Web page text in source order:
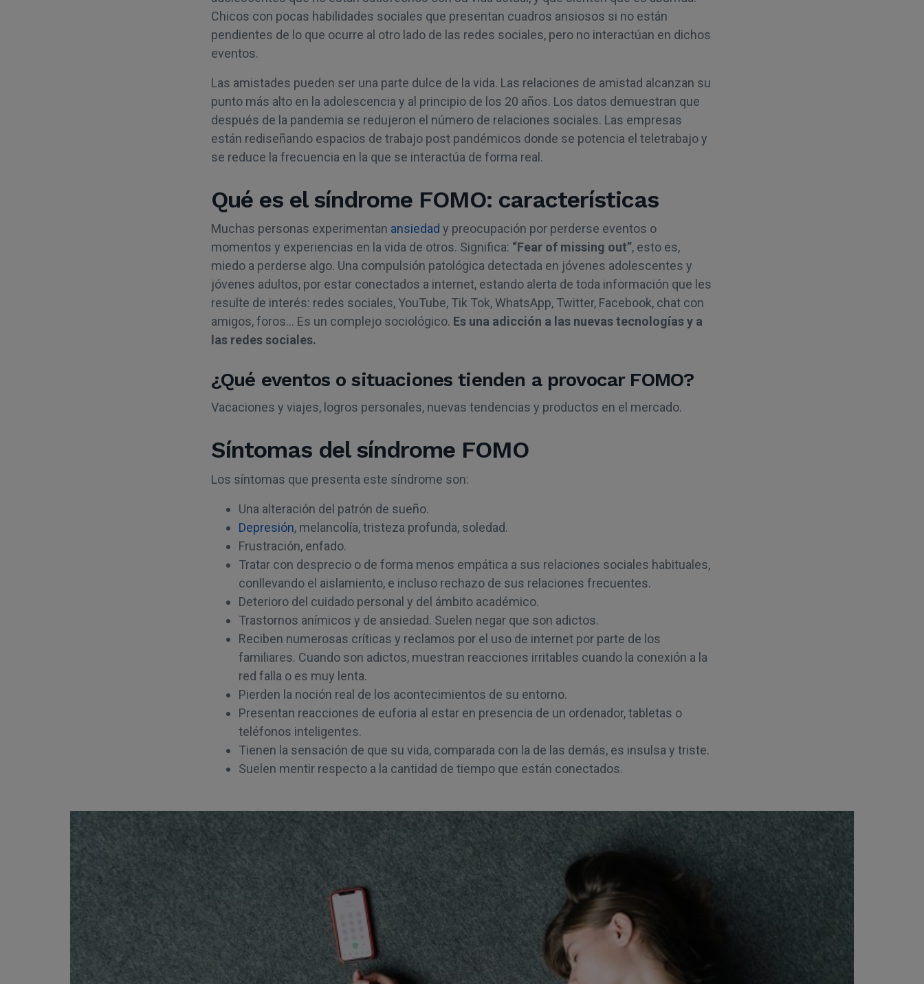
Chicos con pocas habilidades sociales que presentan cuadros ansiosos si no están
pendientes de lo que ocurre al otro lado de las redes sociales, pero no interactúan en dichos
eventos.
Las amistades pueden ser una parte dulce de la vida. Las relaciones de amistad alcanzan su
punto más alto en la adolescencia y al principio de los 20 años. Los datos demuestran que
después de la pandemia se redujeron el número de relaciones sociales. Las empresas
están rediseñando espacios de trabajo post pandémicos donde se potencia el teletrabajo y
se reduce la frecuencia en la que se interactúa de forma real.
Qué es el síndrome FOMO: características
Muchas personas experimentan ansiedad y preocupación por perderse eventos o
momentos y experiencias en la vida de otros. Significa: “Fear of missing out”, esto es,
miedo a perderse algo. Una compulsión patológica detectada en jóvenes adolescentes y
jóvenes adultos, por estar conectados a internet, estando alerta de toda información que les
resulte de interés: redes sociales, YouTube, Tik Tok, WhatsApp, Twitter, Facebook, chat con
amigos, foros… Es un complejo sociológico. Es una adicción a las nuevas tecnologías y a
las redes sociales.
¿Qué eventos o situaciones tienden a provocar FOMO?
Vacaciones y viajes, logros personales, nuevas tendencias y productos en el mercado.
Síntomas del síndrome FOMO
Los síntomas que presenta este síndrome son:
Una alteración del patrón de sueño.
Depresión, melancolía, tristeza profunda, soledad.
Frustración, enfado.
Tratar con desprecio o de forma menos empática a sus relaciones sociales habituales,
conllevando el aislamiento, e incluso rechazo de sus relaciones frecuentes.
Deterioro del cuidado personal y del ámbito académico.
Trastornos anímicos y de ansiedad. Suelen negar que son adictos.
Reciben numerosas críticas y reclamos por el uso de internet por parte de los
familiares. Cuando son adictos, muestran reacciones irritables cuando la conexión a la
red falla o es muy lenta.
Pierden la noción real de los acontecimientos de su entorno.
Presentan reacciones de euforia al estar en presencia de un ordenador, tabletas o
teléfonos inteligentes.
Tienen la sensación de que su vida, comparada con la de las demás, es insulsa y triste.
Suelen mentir respecto a la cantidad de tiempo que están conectados.